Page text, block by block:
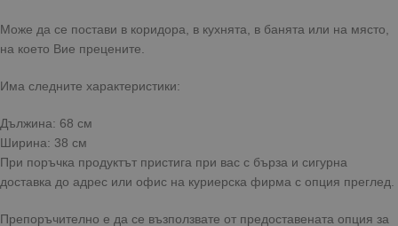
Може да се постави в коридора, в кухнята, в банята или на място,
на което Вие прецените.
Има следните характеристики:
Дължина: 68 см
Ширина: 38 см
При поръчка продуктът пристига при вас с бърза и сигурна
доставка до адрес или офис на куриерска фирма с опция преглед.
Препоръчително е да се възползвате от предоставената опция за